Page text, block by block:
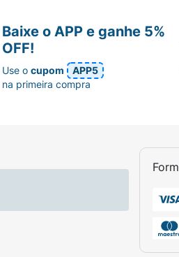
Baixe o APP e ganhe 5%
OFF!
Use ocupom
APP5
na primeira compra